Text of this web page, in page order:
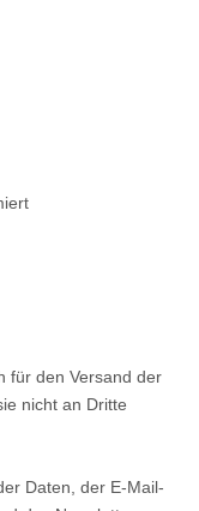
für den Versand der
nicht an Dritte
Daten, der E-Mail-